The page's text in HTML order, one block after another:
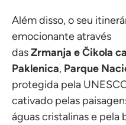
Além disso, o seu
emocionante através
dasZrmanja eČikola
Paklenica, Parque
protegida pela
cativado pelas
águas cristalinas e pela